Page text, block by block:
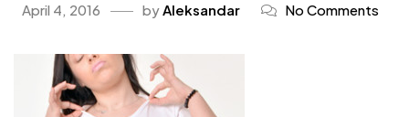
April 4, 2016 byAleksandar No Comments